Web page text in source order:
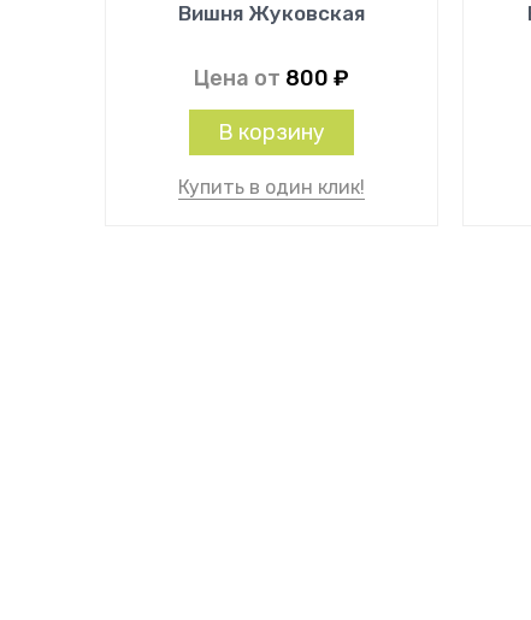
Вишня Жуковская
Цена от 800 ₽
В корзину
Купить в один клик!